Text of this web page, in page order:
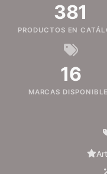
381
PRODUCTOS EN
16
MARCAS